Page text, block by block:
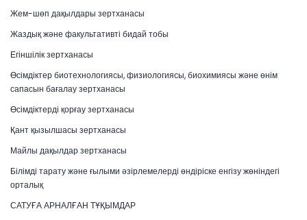
Жем-шөп дақылдары зертханасы
Жаздық және факультативті бидай тобы
Егіншілік зертханасы
Өсімдіктер биотехнологиясы, физиологиясы, биохимиясы және өнім
сапасын бағалау зертханасы
Өсімдіктерді қорғау зертханасы
Қант қызылшасы зертханасы
Майлы дақылдар зертханасы
Білімді тарату және ғылыми әзірлемелерді өндіріске енгізу жөніндегі
орталық
САТУҒА АРНАЛҒАН ТҰҚЫМДАР